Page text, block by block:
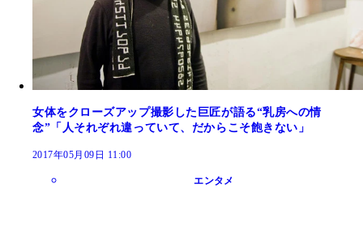
女体をクローズアップ撮影した巨匠が語る“乳房への情
念”「人それぞれ違っていて、だからこそ飽きない」
2017年05月09日 11:00
エンタメ